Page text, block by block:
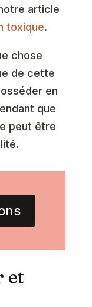
article
toxique.
chose
de cette
en
que
peut être
et